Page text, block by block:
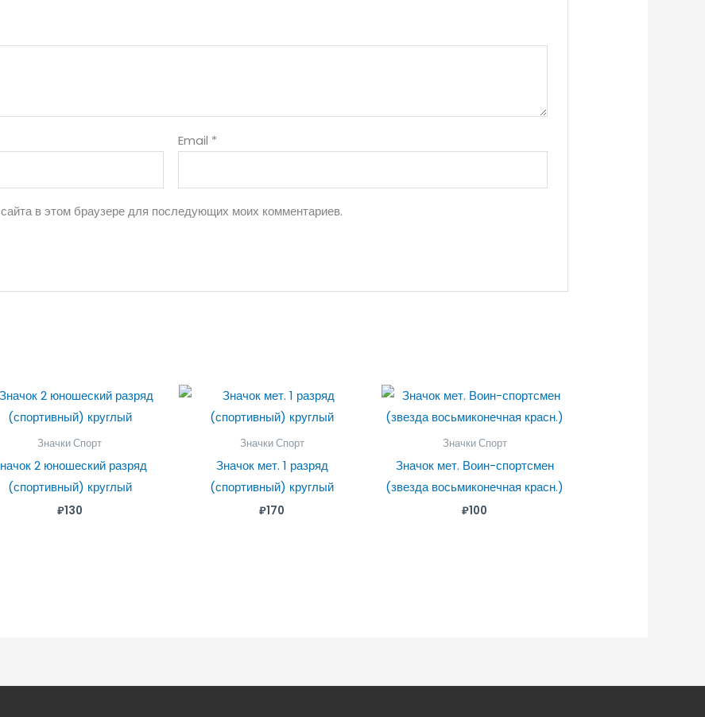
Email *
в этом браузере для последующих моих комментариев.
Значки Спорт
2 юношеский разряд
(спортивный) круглый
₽130
Значки Спорт
Значок мет. 1 разряд
(спортивный) круглый
₽170
Значки Спорт
Значок мет. Воин-спортсмен
(звезда восьмиконечная красн.)
₽100